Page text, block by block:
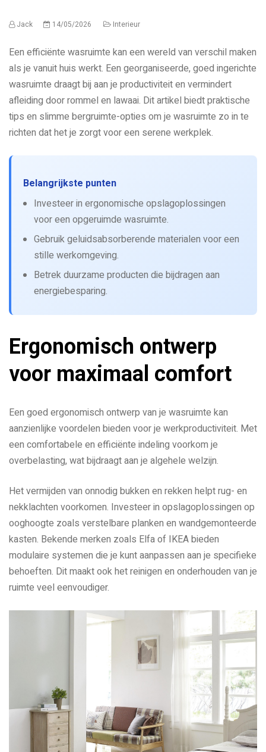
Jack 14/05/2026 Interieur
Een efficiënte wasruimte kan een wereld van verschil maken
als je vanuit huis werkt. Een georganiseerde, goed ingerichte
wasruimte draagt bij aan je productiviteit en vermindert
afleiding door rommel en lawaai. Dit artikel biedt praktische
tips en slimme bergruimte-opties om je wasruimte zo in te
richten dat het je zorgt voor een serene werkplek.
Belangrijkste punten
Investeer in ergonomische opslagoplossingen
voor een opgeruimde wasruimte.
Gebruik geluidsabsorberende materialen voor een
stille werkomgeving.
Betrek duurzame producten die bijdragen aan
energiebesparing.
Ergonomisch ontwerp
voor maximaal comfort
Een goed ergonomisch ontwerp van je wasruimte kan
aanzienlijke voordelen bieden voor je werkproductiviteit. Met
een comfortabele en efficiënte indeling voorkom je
overbelasting, wat bijdraagt aan je algehele welzijn.
Het vermijden van onnodig bukken en rekken helpt rug- en
nekklachten voorkomen. Investeer in opslagoplossingen op
ooghoogte zoals verstelbare planken en wandgemonteerde
kasten. Bekende merken zoals Elfa of IKEA bieden
modulaire systemen die je kunt aanpassen aan je specifieke
behoeften. Dit maakt ook het reinigen en onderhouden van je
ruimte veel eenvoudiger.